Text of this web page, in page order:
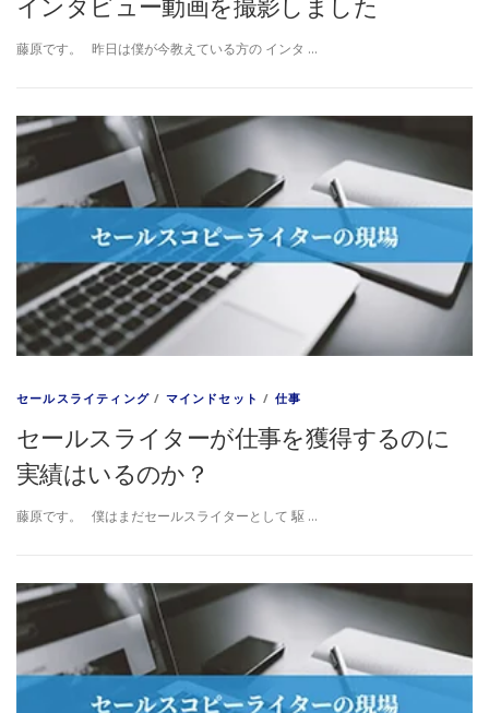
藤原です。 昨日は僕が今教えている方の インタ …
セールスライティング / マインドセット / 仕事
セールスライターが仕事を獲得するのに
実績はいるのか？
藤原です。 僕はまだセールスライターとして 駆 …